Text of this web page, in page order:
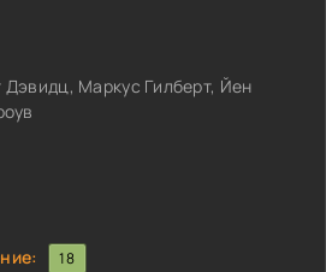
Маркус Гилберт, Йен
18